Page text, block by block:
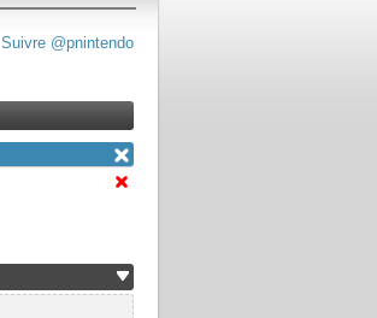
Suivre @pnintendo